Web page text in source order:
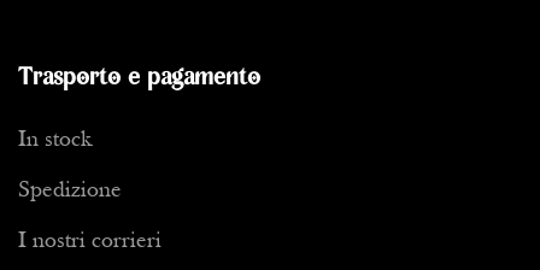
Trasporto e pagamento
In stock
Spedizione
I nostri corrieri